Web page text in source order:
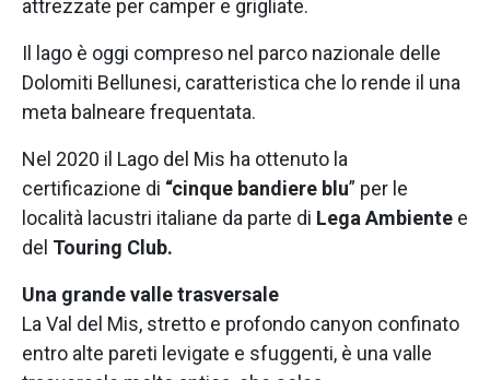
attrezzate per camper e grigliate.
Il lago è oggi compreso nel parco nazionale delle
Dolomiti Bellunesi, caratteristica che lo rende il una
meta balneare frequentata.
Nel 2020 il Lago del Mis ha ottenuto la
certificazione di “cinque bandiere blu” per le
località lacustri italiane da parte di Lega Ambiente e
del Touring Club.
Una grande valle trasversale
La Val del Mis, stretto e profondo canyon confinato
entro alte pareti levigate e sfuggenti, è una valle